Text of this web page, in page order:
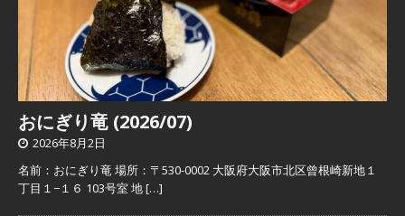
おにぎり竜 (2026/07)
2026年8月2日
名前：おにぎり竜 場所：〒530-0002 大阪府大阪市北区曾根崎新地１
丁目１−１６ 103号室 地[…]